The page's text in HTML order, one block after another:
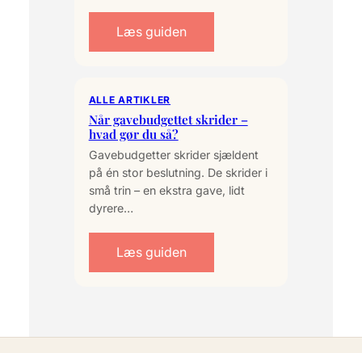
Læs guiden
ALLE ARTIKLER
Når gavebudgettet skrider –
hvad gør du så?
Gavebudgetter skrider sjældent
på én stor beslutning. De skrider i
små trin – en ekstra gave, lidt
dyrere…
Læs guiden